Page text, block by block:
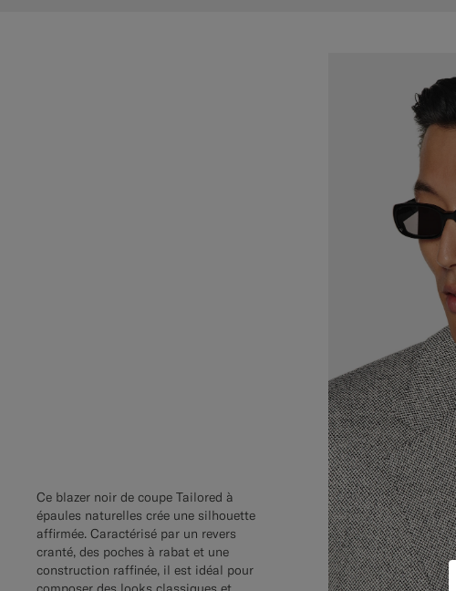
Ce blazer noir de coupe Tailored à
épaules naturelles crée une silhouette
affirmée. Caractérisé par un revers
cranté, des poches à rabat et une
construction raffinée, il est idéal pour